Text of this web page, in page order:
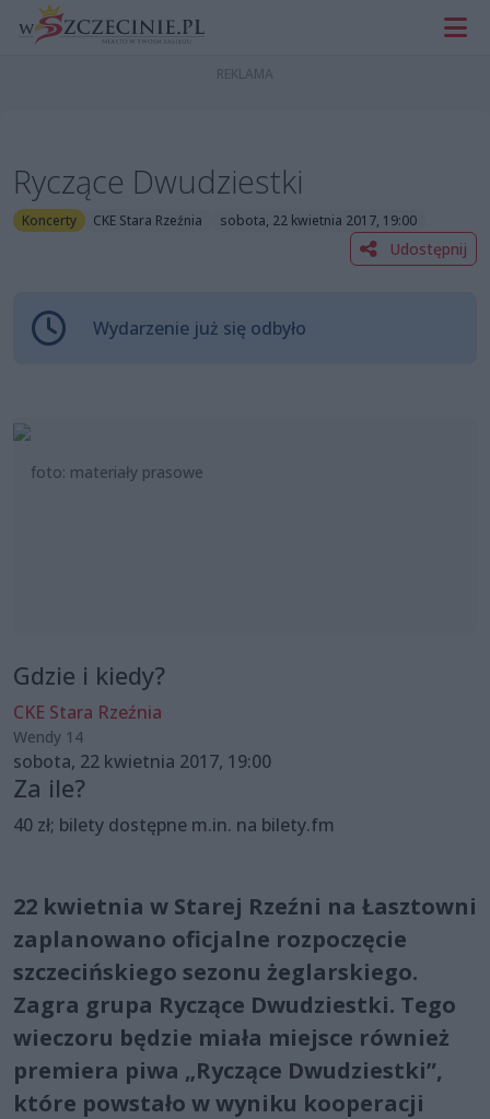
Ryczące Dwudziestki
Koncerty CKE Stara Rzeźnia sobota, 22 kwietnia 2017, 19:00
Udostępnij
Wydarzenie już się odbyło
foto: materiały prasowe
Gdzie i kiedy?
CKE Stara Rzeźnia
Wendy 14
sobota, 22 kwietnia 2017, 19:00
Za ile?
40 zł; bilety dostępne m.in. na bilety.fm
22 kwietnia w Starej Rzeźni na Łasztowni
zaplanowano oficjalne rozpoczęcie
szczecińskiego sezonu żeglarskiego.
Zagra grupa Ryczące Dwudziestki. Tego
wieczoru będzie miała miejsce również
premiera piwa „Ryczące Dwudziestki”,
które powstało w wyniku kooperacji